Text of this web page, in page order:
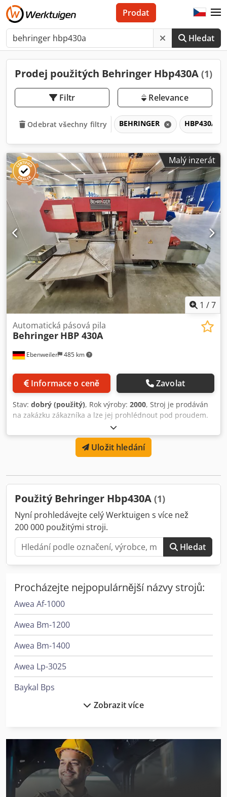
Hledat
Prodat
Prodej použitých Behringer Hbp430A (1)
Filtr Relevance
Odebrat všechny filtry BEHRINGER HBP430A
Malý inzerát
1 /7
Ebenweiler 485 km
Automatická pásová pila
Behringer HBP 430A
Informace o ceně Zavolat
Stav: dobrý (použitý), Rok výroby: 2000, Stroj je prodáván
na zakázku zákazníka a lze jej prohlédnout pod proudem.
Místo stroje: Česká republika (Brno) Pásový automat
Behringer HBP 430A Rok výroby: 2000 Dodpfx Ajylmlisgkjck
Rozměr pilového pásu: 5800x54x1,3 mm Pracovní rozsah:
kulaté 430 mm / ploché 430 x 430 mm Minimální rozměr
Řezná rychlost: 17 - 110 m/min. Výkon motoru pilového
210 cm Hmotnost: cca 3400 kg
Uložit hledání
Použitý Behringer Hbp430A (1)
Nyní prohledávejte celý Werktuigen s více než
200 000 použitými stroji.
Hledat
Procházejte nejpopulárnější názvy strojů:
Awea Af-1000
Awea Bm-1200
Awea Bm-1400
Awea Lp-3025
Baykal Bps
Behringer Hbp530
Behringer Vms 350
Beka-Mak Bmsy-230Dgh
Zobrazit více